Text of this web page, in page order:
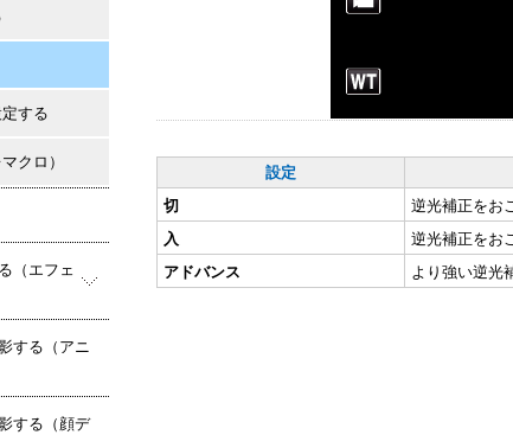
する
クロ）
（エフェ
する（アニ
する（顔デ
インテリジェントオート になってい
面を表示してください。
設定
切
逆光補正をお
入
逆光補正をお
アドバンス
より強い逆光